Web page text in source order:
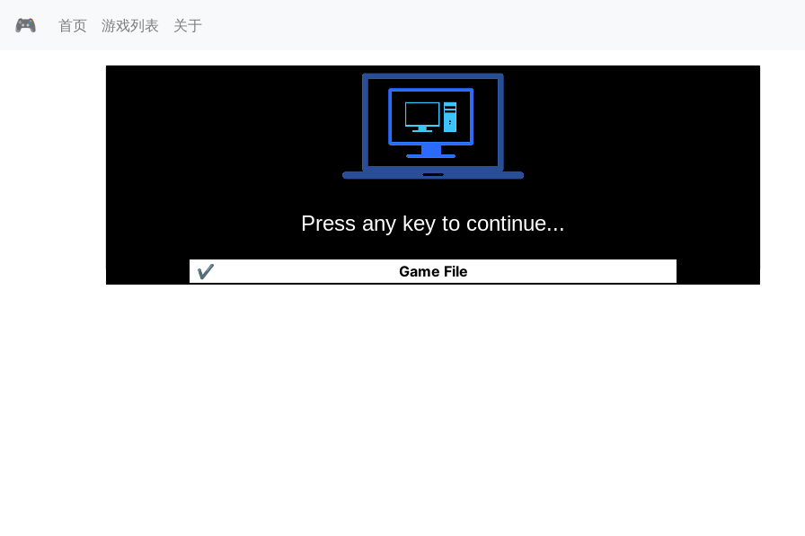
🎮 首页 游戏列表 关于
Press any key to continue...
Game File
✔